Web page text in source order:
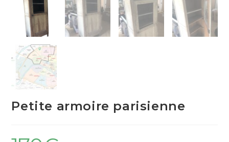
Petite armoire parisienne